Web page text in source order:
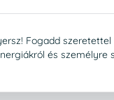
Fogadd
és személyre